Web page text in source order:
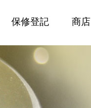
保修登記 商店